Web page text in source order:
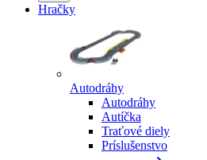
Hračky
Autodráhy
Autodráhy
Autíčka
Traťové diely
Príslušenstvo